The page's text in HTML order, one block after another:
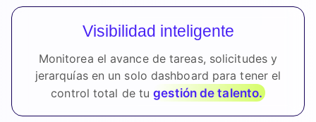
Visibilidad inteligente
Monitorea el avance de tareas, solicitudes y
jerarquías en un solo dashboard para tener el
control total de tugestión de talento.